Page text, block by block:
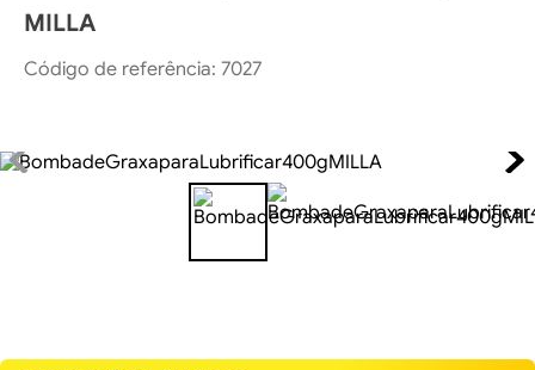
MILLA
Código de referência: 7027